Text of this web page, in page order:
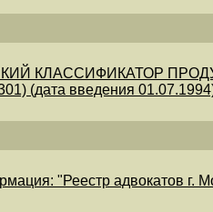
КЛАССИФИКАТОР
(дата введения
"Реестр адвокатов г.